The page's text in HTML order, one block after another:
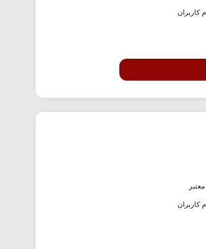
کاربران
معتبر
کاربران